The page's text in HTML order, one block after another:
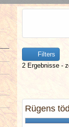
Filters
2 Ergebnisse -
Rügens